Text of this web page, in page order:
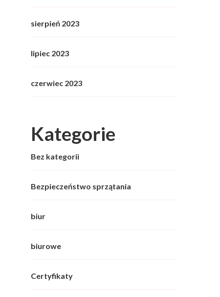
sierpień 2023
lipiec 2023
czerwiec 2023
Kategorie
Bez kategorii
Bezpieczeństwo sprzątania
biur
biurowe
Certyfikaty